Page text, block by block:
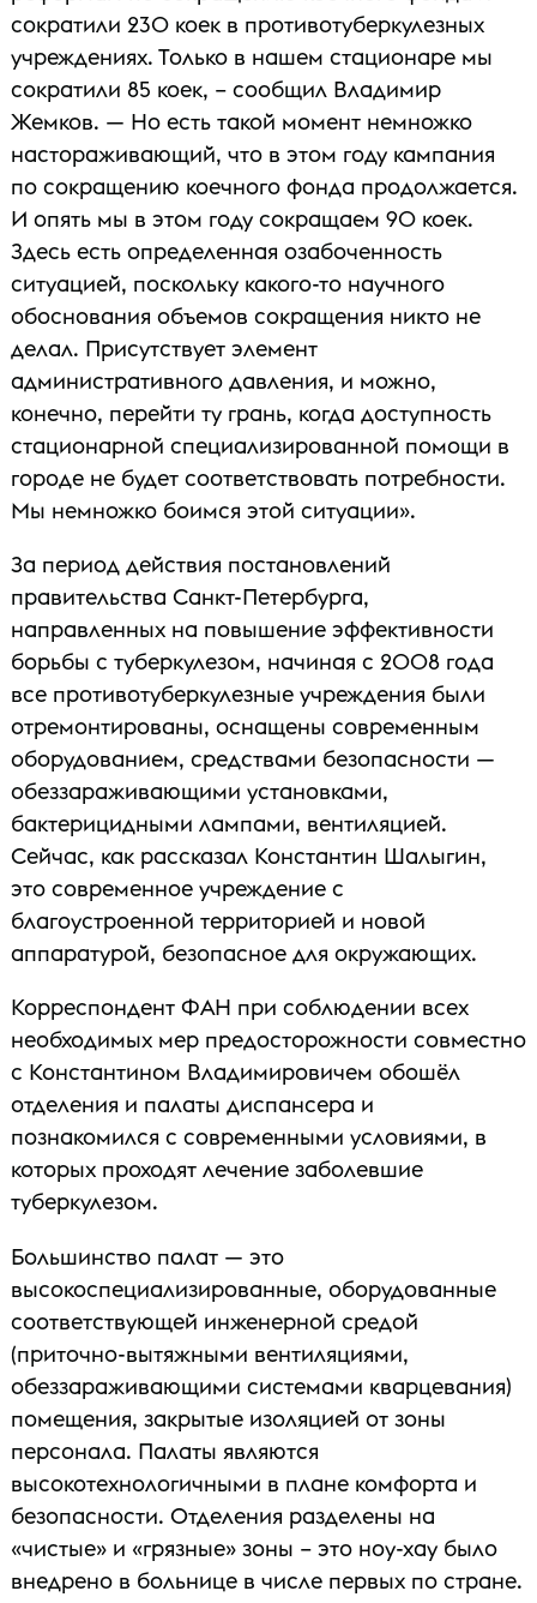
сократили 230 коек в противотуберкулезных
учреждениях. Только в нашем стационаре мы
сократили 85 коек, – сообщил Владимир
Жемков. — Но есть такой момент немножко
настораживающий, что в этом году кампания
по сокращению коечного фонда продолжается.
И опять мы в этом году сокращаем 90 коек.
Здесь есть определенная озабоченность
ситуацией, поскольку какого-то научного
обоснования объемов сокращения никто не
делал. Присутствует элемент
административного давления, и можно,
конечно, перейти ту грань, когда доступность
стационарной специализированной помощи в
городе не будет соответствовать потребности.
Мы немножко боимся этой ситуации».
За период действия постановлений
правительства Санкт-Петербурга,
направленных на повышение эффективности
борьбы с туберкулезом, начиная с 2008 года
все противотуберкулезные учреждения были
отремонтированы, оснащены современным
оборудованием, средствами безопасности —
обеззараживающими установками,
бактерицидными лампами, вентиляцией.
Сейчас, как рассказал Константин Шалыгин,
это современное учреждение с
благоустроенной территорией и новой
аппаратурой, безопасное для окружающих.
Корреспондент ФАН при соблюдении всех
необходимых мер предосторожности совместно
с Константином Владимировичем обошёл
отделения и палаты диспансера и
познакомился с современными условиями, в
которых проходят лечение заболевшие
туберкулезом.
Большинство палат — это
высокоспециализированные, оборудованные
соответствующей инженерной средой
(приточно-вытяжными вентиляциями,
обеззараживающими системами кварцевания)
помещения, закрытые изоляцией от зоны
персонала. Палаты являются
высокотехнологичными в плане комфорта и
безопасности. Отделения разделены на
«чистые» и «грязные» зоны – это ноу-хау было
внедрено в больнице в числе первых по стране.